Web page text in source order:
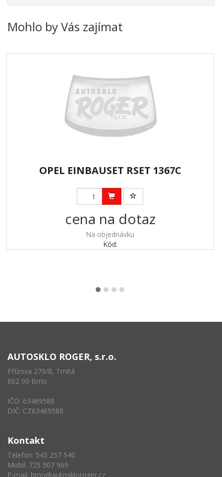
Mohlo by Vás zajímat
OPEL EINBAUSET RSET 1367C
cena na dotaz
Na objednávku
Kód:
AUTOSKLO ROGER, s.r.o.
Přízova 279/8, Trnitá
602 00 Brno
IČO: 63469588
DIČ: CZ63469588
Kontakt
Telefon: 543 257 540
Mobil: 725 507 969
E-mail: brno@autoskloroger.cz